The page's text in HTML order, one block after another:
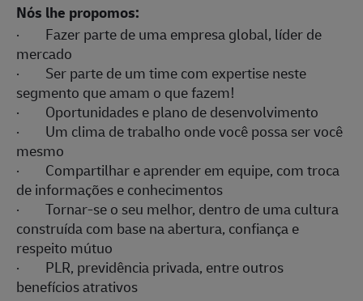
Nós lhe propomos:
· Fazer parte de uma empresa global, líder de
mercado
· Ser parte de um time com expertise neste
segmento que amam o que fazem!
· Oportunidades e plano de desenvolvimento
· Um clima de trabalho onde você possa ser você
mesmo
· Compartilhar e aprender em equipe, com troca
de informações e conhecimentos
· Tornar-se o seu melhor, dentro de uma cultura
construída com base na abertura, confiança e
respeito mútuo
· PLR, previdência privada, entre outros
benefícios atrativos